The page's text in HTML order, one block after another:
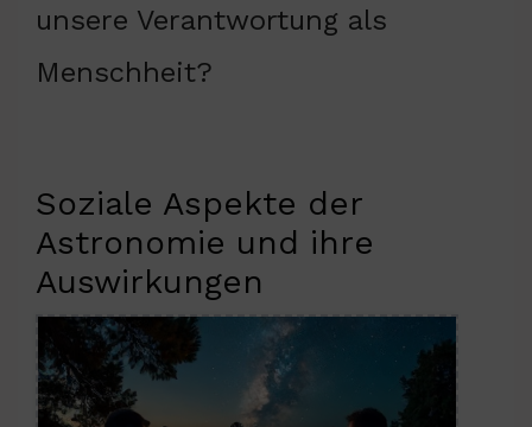
unsere Verantwortung als
Menschheit?
Soziale Aspekte der
Astronomie und ihre
Auswirkungen